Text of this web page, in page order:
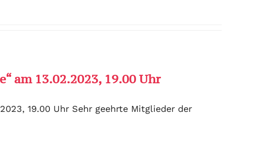
am 13.02.2023, 19.00 Uhr
19.00 Uhr Sehr geehrte Mitglieder der